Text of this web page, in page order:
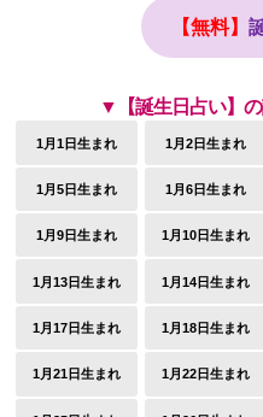
【無料】
▼【誕生日占い】
1月1日生まれ 1月2日生まれ
1月5日生まれ 1月6日生まれ
1月9日生まれ 1月10日生まれ
1月13日生まれ 1月14日生まれ
1月17日生まれ 1月18日生まれ
1月21日生まれ 1月22日生まれ